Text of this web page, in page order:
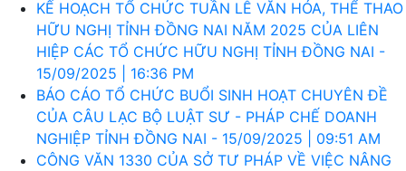
KẾ HOẠCH TỔ CHỨC TUẦN LỄ VĂN HÓA, THỂ THAO
HỮU NGHỊ TỈNH ĐỒNG NAI NĂM 2025 CỦA LIÊN
HIỆP CÁC TỔ CHỨC HỮU NGHỊ TỈNH ĐỒNG NAI -
15/09/2025 | 16:36 PM
BÁO CÁO TỔ CHỨC BUỔI SINH HOẠT CHUYÊN ĐỀ
CỦA CÂU LẠC BỘ LUẬT SƯ - PHÁP CHẾ DOANH
NGHIỆP TỈNH ĐỒNG NAI - 15/09/2025 | 09:51 AM
CÔNG VĂN 1330 CỦA SỞ TƯ PHÁP VỀ VIỆC NÂNG